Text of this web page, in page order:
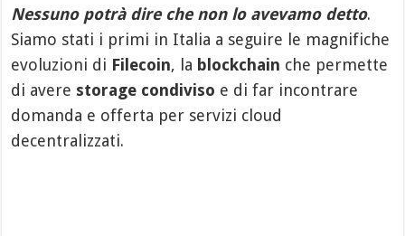
Nessuno potrà dire che non lo avevamo detto.
Siamo stati i primi in Italia a seguire le magnifiche
evoluzioni di Filecoin, la blockchain che permette
di avere storage condiviso e di far incontrare
domanda e offerta per servizi cloud
decentralizzati.